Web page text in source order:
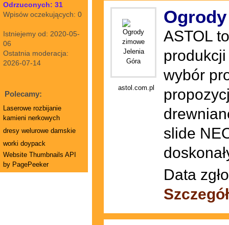
Odrzuconych: 31
Wpisów oczekujących: 0
Istniejemy od: 2020-05-
06
Ostatnia moderacja:
2026-07-14
Polecamy:
Laserowe rozbijanie
kamieni nerkowych
dresy welurowe damskie
worki doypack
Website Thumbnails API
by PagePeeker
astol.com.pl
ASTOL
wybór
slide
Data